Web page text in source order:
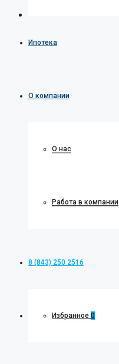
Ипотека
О компании
О нас
Работа в компании
8 (843) 250 2516
Избранное 0